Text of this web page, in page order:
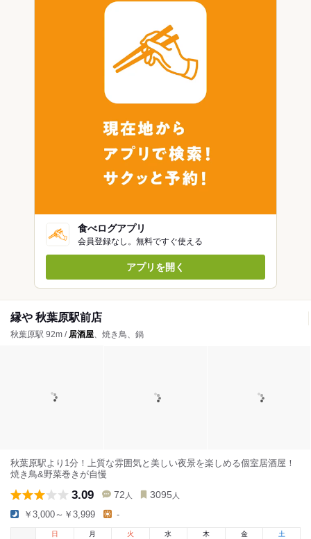
食べログアプリ
会員登録なし。無料ですぐ使える
アプリを開く
縁や 秋葉原駅前店
秋葉原駅 92m / 居酒屋、焼き鳥、鍋
秋葉原駅より1分！上質な雰囲気と美しい夜景を楽しめる個室居酒屋！
焼き鳥&野菜巻きが自慢
3.09 72 人 3095 人
￥3,000～￥3,999 -
日
月 火 水 木 金 土